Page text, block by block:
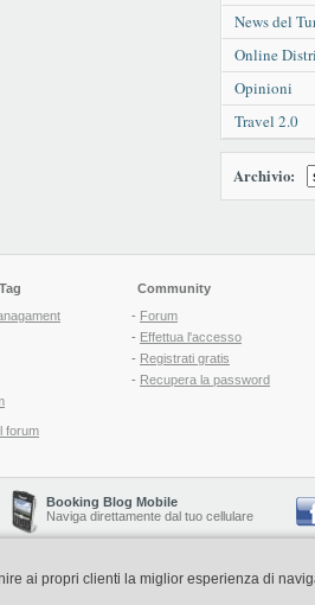
News del
Online
Opinioni
Travel 2.0
Archivio:
forum
Community
- Forum
- Effettua l'accesso
- Registrati gratis
- Recupera la password
Booking Blog Mobile
Naviga direttamente dal tuo cellulare
QNT S.r.l. Socio Unico -www.qnt.it-Booking Blog
ai propri clienti la miglior esperienza di